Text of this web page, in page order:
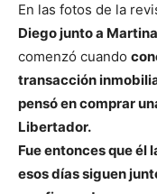
En las fotos de la
Diego junto a Martina
comenzó cuando
transacción
pensó en comprar
Libertador.
Fue entonces que él
esos días siguen